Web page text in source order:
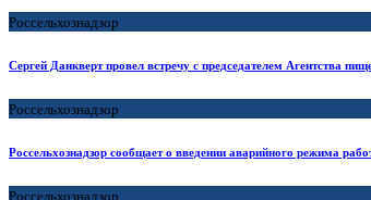
Россельхознадзор
Сергей Данкверт провел встречу с председателем Агентства
Россельхознадзор
Россельхознадзор сообщает о введении аварийного режима
Россельхознадзор